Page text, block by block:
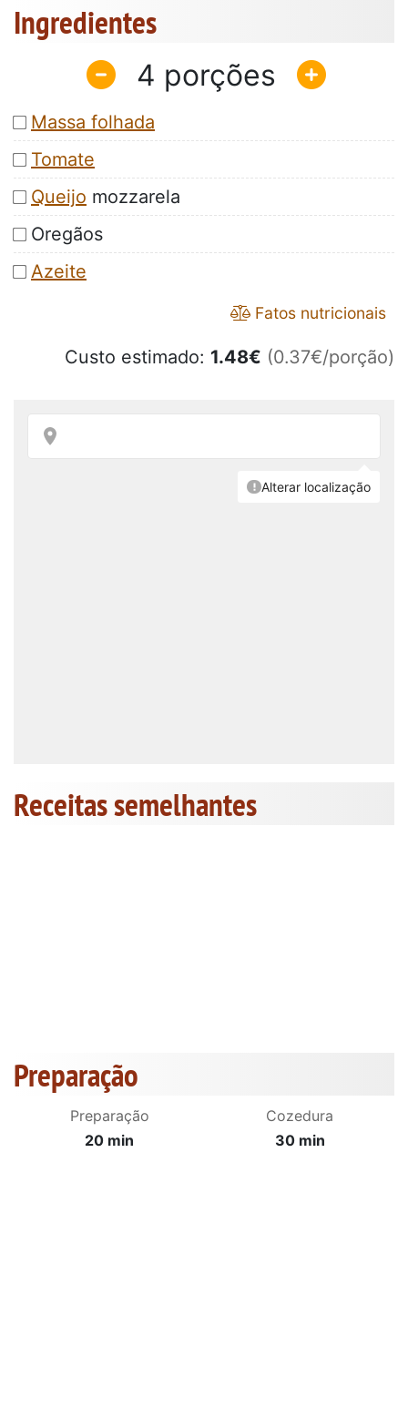
Ingredientes
4
Massa folhada
Tomate
Queijo mozzarela
Oregãos
Azeite
Fatos nutricionais
Custo estimado: 1.48€ (0.37€/porção)
Receitas semelhantes
Preparação
Preparação
20 min
Cozedura
30 min